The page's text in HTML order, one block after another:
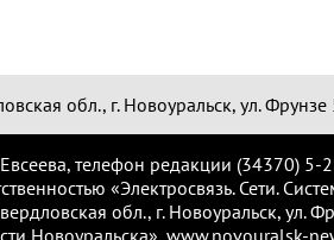
обл., г. Новоуральск, ул. Фрунзе
телефон редакции (34370) 5-
«Электросвязь. Сети.
обл., г. Новоуральск, ул.